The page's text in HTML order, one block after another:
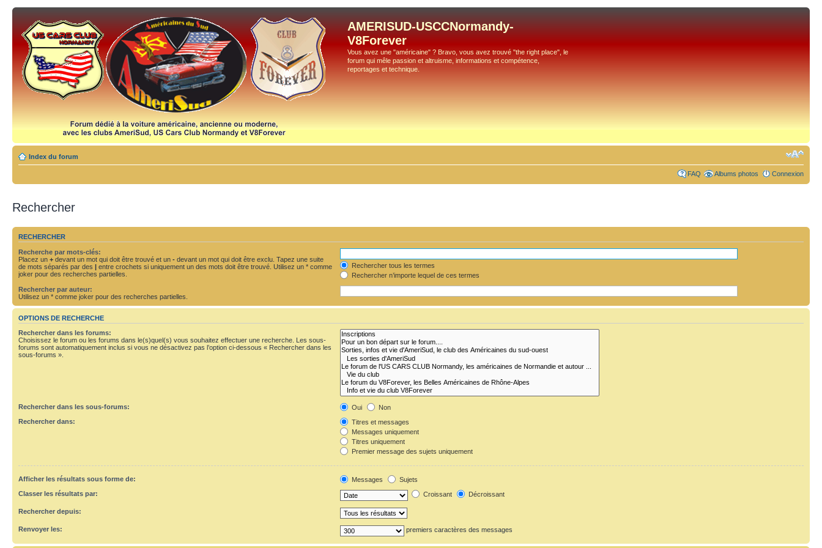
AMERISUD-USCCNormandy-
V8Forever
Vous avez une "américaine" ? Bravo, vous avez trouvé "the right place", le
forum qui mêle passion et altruisme, informations et compétence,
reportages et technique.
Index du forum
FAQ Albums photos Connexion
Rechercher
RECHERCHER
Recherche par mots-clés:
Placez un + devant un mot qui doit être trouvé et un - devant un mot qui doit être exclu. Tapez une suite
de mots séparés par des | entre crochets si uniquement un des mots doit être trouvé. Utilisez un * comme
joker pour des recherches partielles.
Rechercher tous les termes
Rechercher n’importe lequel de ces termes
Rechercher par auteur:
Utilisez un * comme joker pour des recherches partielles.
OPTIONS DE RECHERCHE
Rechercher dans les forums:
Choisissez le forum ou les forums dans le(s)quel(s) vous souhaitez effectuer une recherche. Les sous-
forums sont automatiquement inclus si vous ne désactivez pas l’option ci-dessous « Rechercher dans les
sous-forums ».
Rechercher dans les sous-forums: Oui
Non
Rechercher dans:
Titres et messages
Messages uniquement
Titres uniquement
Premier message des sujets uniquement
Afficher les résultats sous forme de: Messages
Sujets
Classer les résultats par:
Croissant Décroissant
Rechercher depuis:
Renvoyer les: premiers caractères des messages